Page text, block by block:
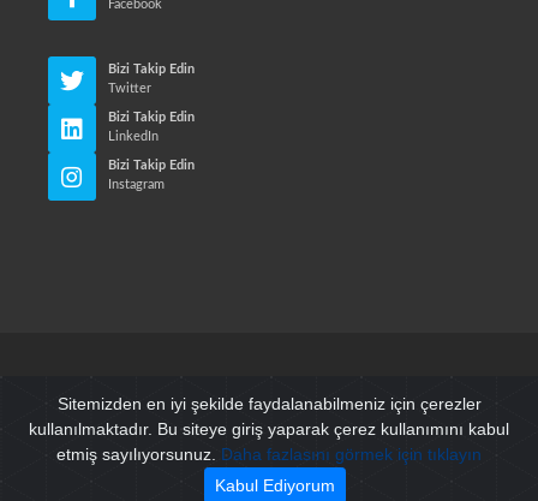
Sitemizden en iyi şekilde faydalanabilmeniz için çerezler
kullanılmaktadır. Bu siteye giriş yaparak çerez kullanımını kabul
etmiş sayılıyorsunuz. Daha fazlasını görmek için tıklayın
Kabul Ediyorum
Facebook
Bizi Takip Edin
Twitter
Bizi Takip Edin
LinkedIn
Bizi Takip Edin
Instagram
© Neri Makina Mühendislik Sanayi ve Ticaret Ltd. Sti. Tüm
Hakları Saklıdır
Kullanım Şartları /Gizlilik Politikası